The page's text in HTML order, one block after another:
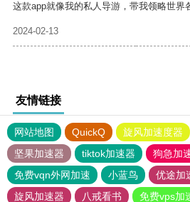
这款app就像我的私人导游，带我领略世界
2024-02-13
友情链接
网站地图 QuickQ 旋风加速度器
坚果加速器
tiktok加速器
狗急加
免费vqn外网加速
小蓝鸟 优途加
旋风加速器
八戒看书 免费vps加